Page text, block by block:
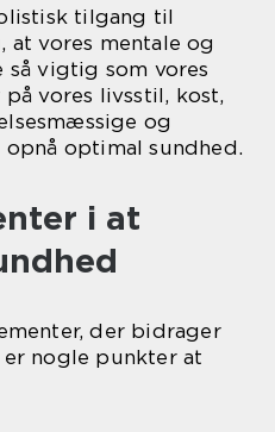
tilgang til
at vores mentale og
vigtig som vores
vores livsstil, kost,
og
optimal sundhed.
i at
der bidrager
nogle punkter at